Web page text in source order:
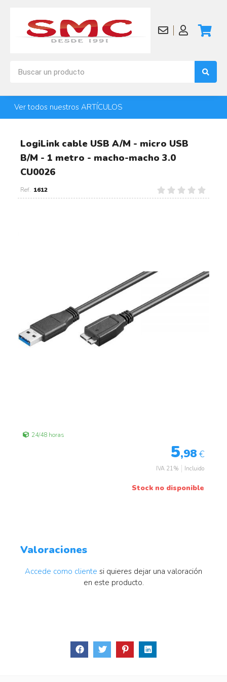
Ver todos nuestros ARTÍCULOS
LogiLink cable USB A/M - micro USB
B/M - 1 metro - macho-macho 3.0
CU0026
1612
24/48 horas
5,98 €
IVA 21% Incluido
Stock no disponible
Valoraciones
Accede como cliente si quieres dejar una valoración
en este producto.